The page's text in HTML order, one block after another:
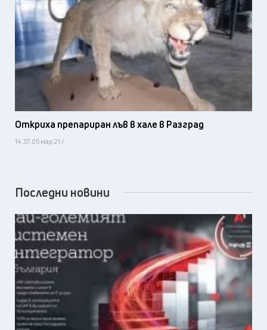
Откриха препариран лъв в хале в Разград
14:37, 05 мар 21 /
Последни новини